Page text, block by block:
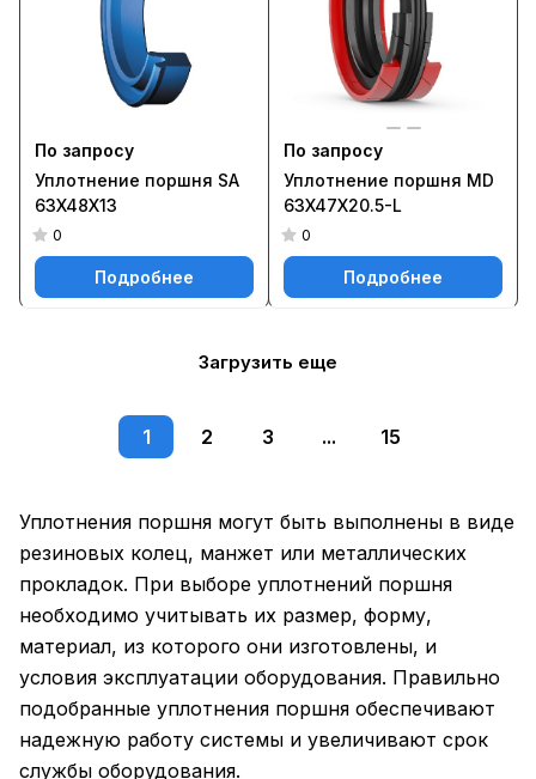
По запросу
Уплотнение поршня SA
63X48X13
0
Подробнее
По запросу
Уплотнение поршня MD
63X47X20.5-L
0
Подробнее
Загрузить еще
1 2 3 ... 15
Уплотнения поршня могут быть выполнены в виде
резиновых колец, манжет или металлических
прокладок. При выборе уплотнений поршня
необходимо учитывать их размер, форму,
материал, из которого они изготовлены, и
условия эксплуатации оборудования. Правильно
подобранные уплотнения поршня обеспечивают
надежную работу системы и увеличивают срок
службы оборудования.